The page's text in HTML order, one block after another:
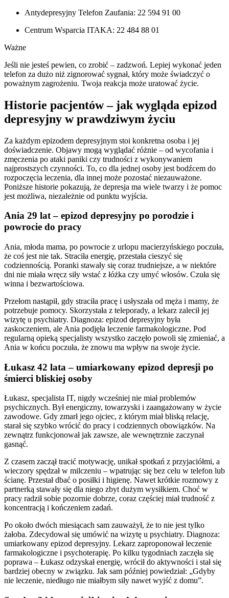
Antydepresyjny Telefon Zaufania: 22 594 91 00
Centrum Wsparcia ITAKA: 22 484 88 01
Ważne
Jeśli nie jesteś pewien, co zrobić – zadzwoń. Lepiej wykonać jeden
telefon za dużo niż zignorować sygnał, który może świadczyć o
poważnym zagrożeniu. Twoja reakcja może uratować życie.
Historie pacjentów – jak wygląda epizod
depresyjny w prawdziwym życiu
Za każdym epizodem depresyjnym stoi konkretna osoba i jej
doświadczenie. Objawy mogą wyglądać różnie – od wycofania i
zmęczenia po ataki paniki czy trudności z wykonywaniem
najprostszych czynności. To, co dla jednej osoby jest bodźcem do
rozpoczęcia leczenia, dla innej może pozostać niezauważone.
Poniższe historie pokazują, że depresja ma wiele twarzy i że pomoc
jest możliwa, niezależnie od punktu wyjścia.
Ania 29 lat – epizod depresyjny po porodzie i
powrocie do pracy
Ania, młoda mama, po powrocie z urlopu macierzyńskiego poczuła,
że coś jest nie tak. Straciła energię, przestała cieszyć się
codziennością. Poranki stawały się coraz trudniejsze, a w niektóre
dni nie miała wręcz siły wstać z łóżka czy umyć włosów. Czuła się
winna i bezwartościowa.
Przełom nastąpił, gdy straciła pracę i usłyszała od męża i mamy, że
potrzebuje pomocy. Skorzystała z teleporady, a lekarz zalecił jej
wizytę u psychiatry. Diagnoza: epizod depresyjny była
zaskoczeniem, ale Ania podjęła leczenie farmakologiczne. Pod
regularną opieką specjalisty wszystko zaczęło powoli się zmieniać, a
Ania w końcu poczuła, że znowu ma wpływ na swoje życie.
Łukasz 42 lata – umiarkowany epizod depresji po
śmierci bliskiej osoby
Łukasz, specjalista IT, nigdy wcześniej nie miał problemów
psychicznych. Był energiczny, towarzyski i zaangażowany w życie
zawodowe. Gdy zmarł jego ojciec, z którym miał bliską relację,
starał się szybko wrócić do pracy i codziennych obowiązków. Na
zewnątrz funkcjonował jak zawsze, ale wewnętrznie zaczynał
gasnąć.
Z czasem zaczął tracić motywację, unikał spotkań z przyjaciółmi, a
wieczory spędzał w milczeniu – wpatrując się bez celu w telefon lub
ścianę. Przestał dbać o posiłki i higienę. Nawet krótkie rozmowy z
partnerką stawały się dla niego zbyt dużym wysiłkiem. Choć w
pracy radził sobie pozornie dobrze, coraz częściej miał trudność z
koncentracją i kończeniem zadań.
Po około dwóch miesiącach sam zauważył, że to nie jest tylko
żałoba. Zdecydował się umówić na wizytę u psychiatry. Diagnoza:
umiarkowany epizod depresyjny. Lekarz zaproponował leczenie
farmakologiczne i psychoterapię. Po kilku tygodniach zaczęła się
poprawa – Łukasz odzyskał energię, wrócił do aktywności i stał się
bardziej obecny w związku. Jak sam później powiedział: „Gdyby
nie leczenie, niedługo nie miałbym siły nawet wyjść z domu”.